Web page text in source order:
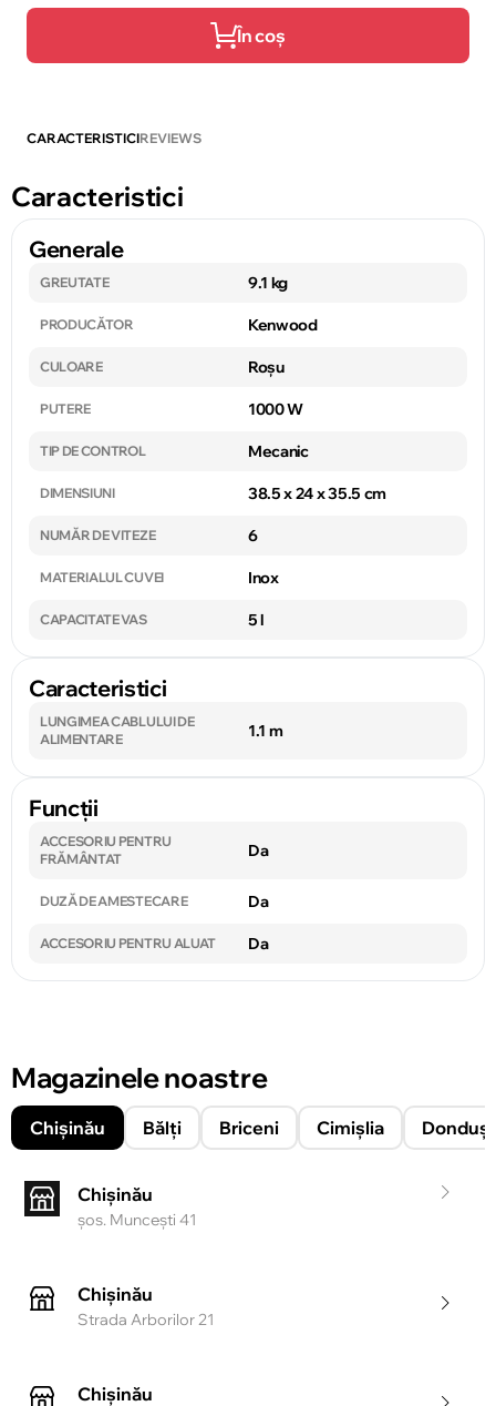
În coș
CARACTERISTICIREVIEWS
Caracteristici
Generale
GREUTATE 9.1 kg
PRODUCĂTOR Kenwood
CULOARE Roșu
PUTERE 1000 W
TIP DE CONTROL Mecanic
DIMENSIUNI 38.5 x 24 x 35.5 cm
NUMĂR DE VITEZE 6
MATERIALUL CUVEI Inox
CAPACITATE VAS 5 l
Caracteristici
LUNGIMEA CABLULUI DE
ALIMENTARE
1.1 m
Funcții
ACCESORIU PENTRU
FRĂMÂNTAT
Da
DUZĂ DE AMESTECARE Da
ACCESORIU PENTRU ALUAT Da
Magazinele noastre
Chișinău Bălți Briceni Cimișlia
Chișinău
şos. Munceşti 41
Chișinău
Strada Arborilor 21
Chișinău